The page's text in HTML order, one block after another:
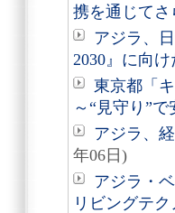
携を通じて
アジラ、
2030』に向
東京都「
～“見守り”
アジラ、
年06日)
アジラ・
リビングテ